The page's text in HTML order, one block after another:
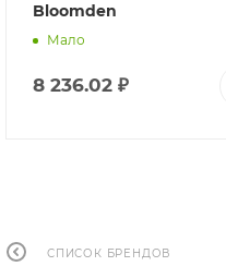
Bloomden
Мало
8 236.02 ₽
СПИСОК БРЕНДОВ